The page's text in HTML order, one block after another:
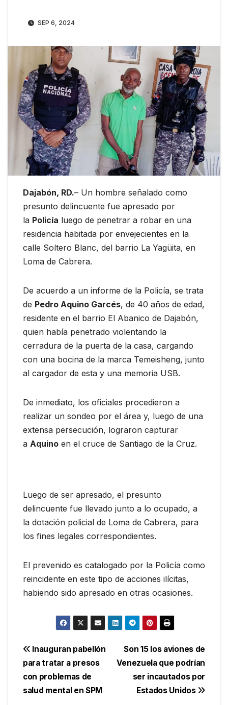
SEP 6, 2024
Dajabón, RD.– Un hombre señalado como
presunto delincuente fue apresado por
la Policía luego de penetrar a robar en una
residencia habitada por envejecientes en la
calle Soltero Blanc, del barrio La Yagüita, en
Loma de Cabrera.
De acuerdo a un informe de la Policía, se trata
de Pedro Aquino Garcés, de 40 años de edad,
residente en el barrio El Abanico de Dajabón,
quien había penetrado violentando la
cerradura de la puerta de la casa, cargando
con una bocina de la marca Temeisheng, junto
al cargador de esta y una memoria USB.
De inmediato, los oficiales procedieron a
realizar un sondeo por el área y, luego de una
extensa persecución, lograron capturar
a Aquino en el cruce de Santiago de la Cruz.
Luego de ser apresado, el presunto
delincuente fue llevado junto a lo ocupado, a
la dotación policial de Loma de Cabrera, para
los fines legales correspondientes.
El prevenido es catalogado por la Policía como
reincidente en este tipo de acciones ilícitas,
habiendo sido apresado en otras ocasiones.
Navegación
de
entradas
Son 15 los aviones de
Venezuela que podrían
ser incautados por
Estados Unidos
Inauguran pabellón
para tratar a presos
con problemas de
salud mental en SPM